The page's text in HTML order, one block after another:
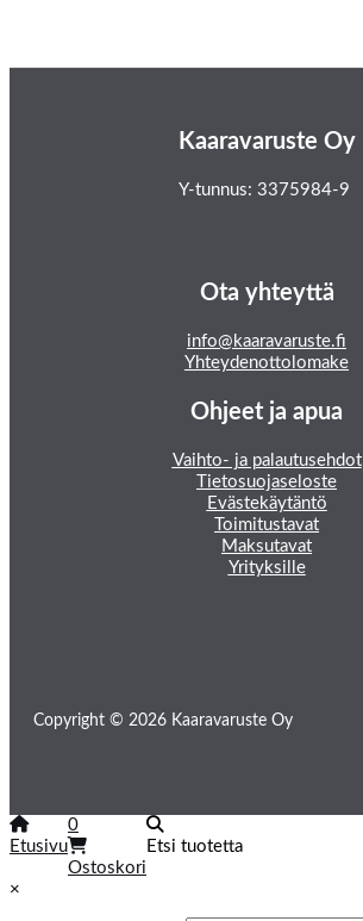
Kaaravaruste Oy
Y-tunnus: 3375984-9
Ota yhteyttä
info@kaaravaruste.fi
Yhteydenottolomake
Ohjeet ja apua
Vaihto- ja palautusehdot
Tietosuojaseloste
Evästekäytäntö
Toimitustavat
Maksutavat
Yrityksille
Copyright © 2026 Kaaravaruste Oy
Etusivu
0
Ostoskori
Etsi tuotetta
×